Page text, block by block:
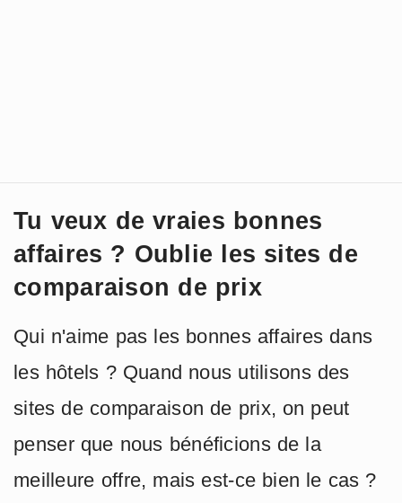
Tu veux de vraies bonnes
affaires ? Oublie les sites de
comparaison de prix
Qui n'aime pas les bonnes affaires dans
les hôtels ? Quand nous utilisons des
sites de comparaison de prix, on peut
penser que nous bénéficions de la
meilleure offre, mais est-ce bien le cas ?